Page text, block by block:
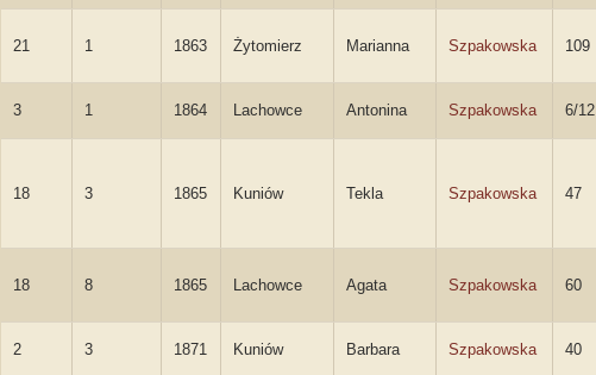
21 1 1863 Żytomierz Marianna Szpakowska 109
3 1 1864 Lachowce Antonina Szpakowska 6/12
18 3 1865 Kuniów Tekla Szpakowska 47
18 8 1865 Lachowce Agata Szpakowska 60
2 3 1871 Kuniów Barbara Szpakowska 40